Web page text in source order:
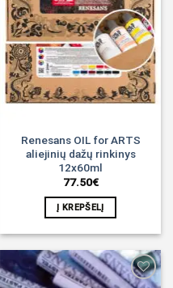
Noriu!
Renesans OIL for ARTS
aliejinių dažų rinkinys
12x60ml
77.50€
Į KREPŠELĮ